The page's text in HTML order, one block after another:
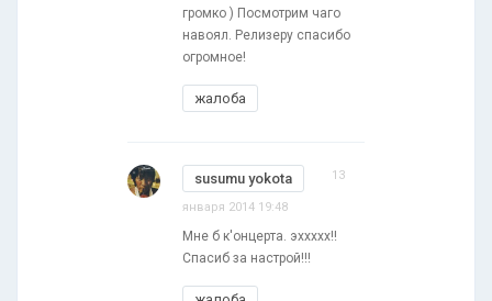
громко ) Посмотрим чаго
навоял. Релизеру спасибо
огромное!
жалоба
susumu yokota 13
января 2014 19:48
Мне б к'онцерта. эххххх!!
Спасиб за настрой!!!